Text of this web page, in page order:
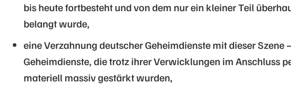
bis heute fortbesteht und von dem nur ein kleiner Teil
belangt wurde,
eine Verzahnung deutscher Geheimdienste mit dieser Szene
Geheimdienste, die trotz ihrer Verwicklungen im Anschluss
materiell massiv gestärkt wurden,